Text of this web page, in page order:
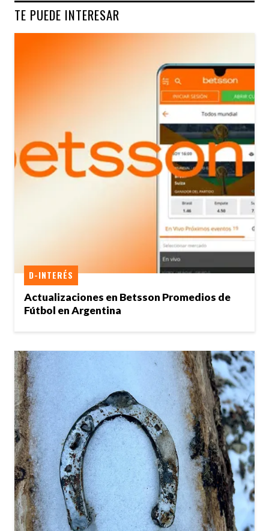
TE PUEDE INTERESAR
Actualizaciones en Betsson Promedios de
Fútbol en Argentina
D-INTERÉS